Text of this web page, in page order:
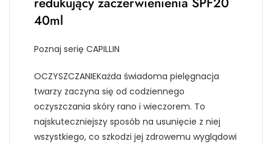
40ml
Poznaj serię CAPILLIN
OCZYSZCZANIEKażda świadoma pielęgnacja
twarzy zaczyna się od codziennego
oczyszczania skóry rano i wieczorem. To
najskuteczniejszy sposób na usunięcie z niej
wszystkiego, co szkodzi jej zdrowemu wyglądowi